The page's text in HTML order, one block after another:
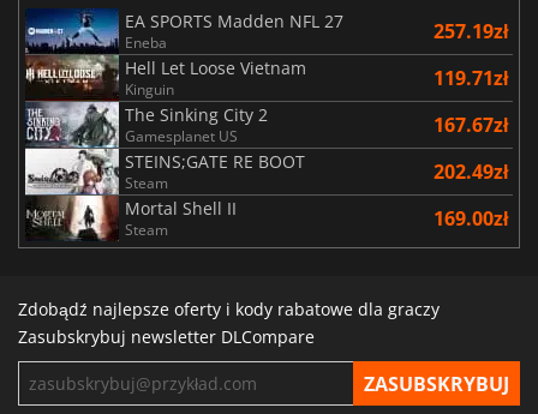
EA SPORTS Madden NFL 27
Eneba 257.19zł
Hell Let Loose Vietnam
Kinguin 119.71zł
The Sinking City 2
Gamesplanet US 167.67zł
STEINS;GATE RE BOOT
Steam 202.49zł
Mortal Shell II
Steam 169.00zł
Zdobądź najlepsze oferty i kody rabatowe dla graczy
Zasubskrybuj newsletter DLCompare